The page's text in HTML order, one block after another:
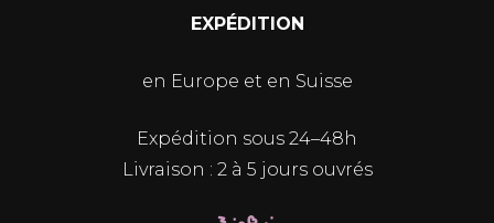
EXPÉDITION
en Europe et en Suisse
Expédition sous 24–48h
Livraison : 2 à 5 jours ouvrés